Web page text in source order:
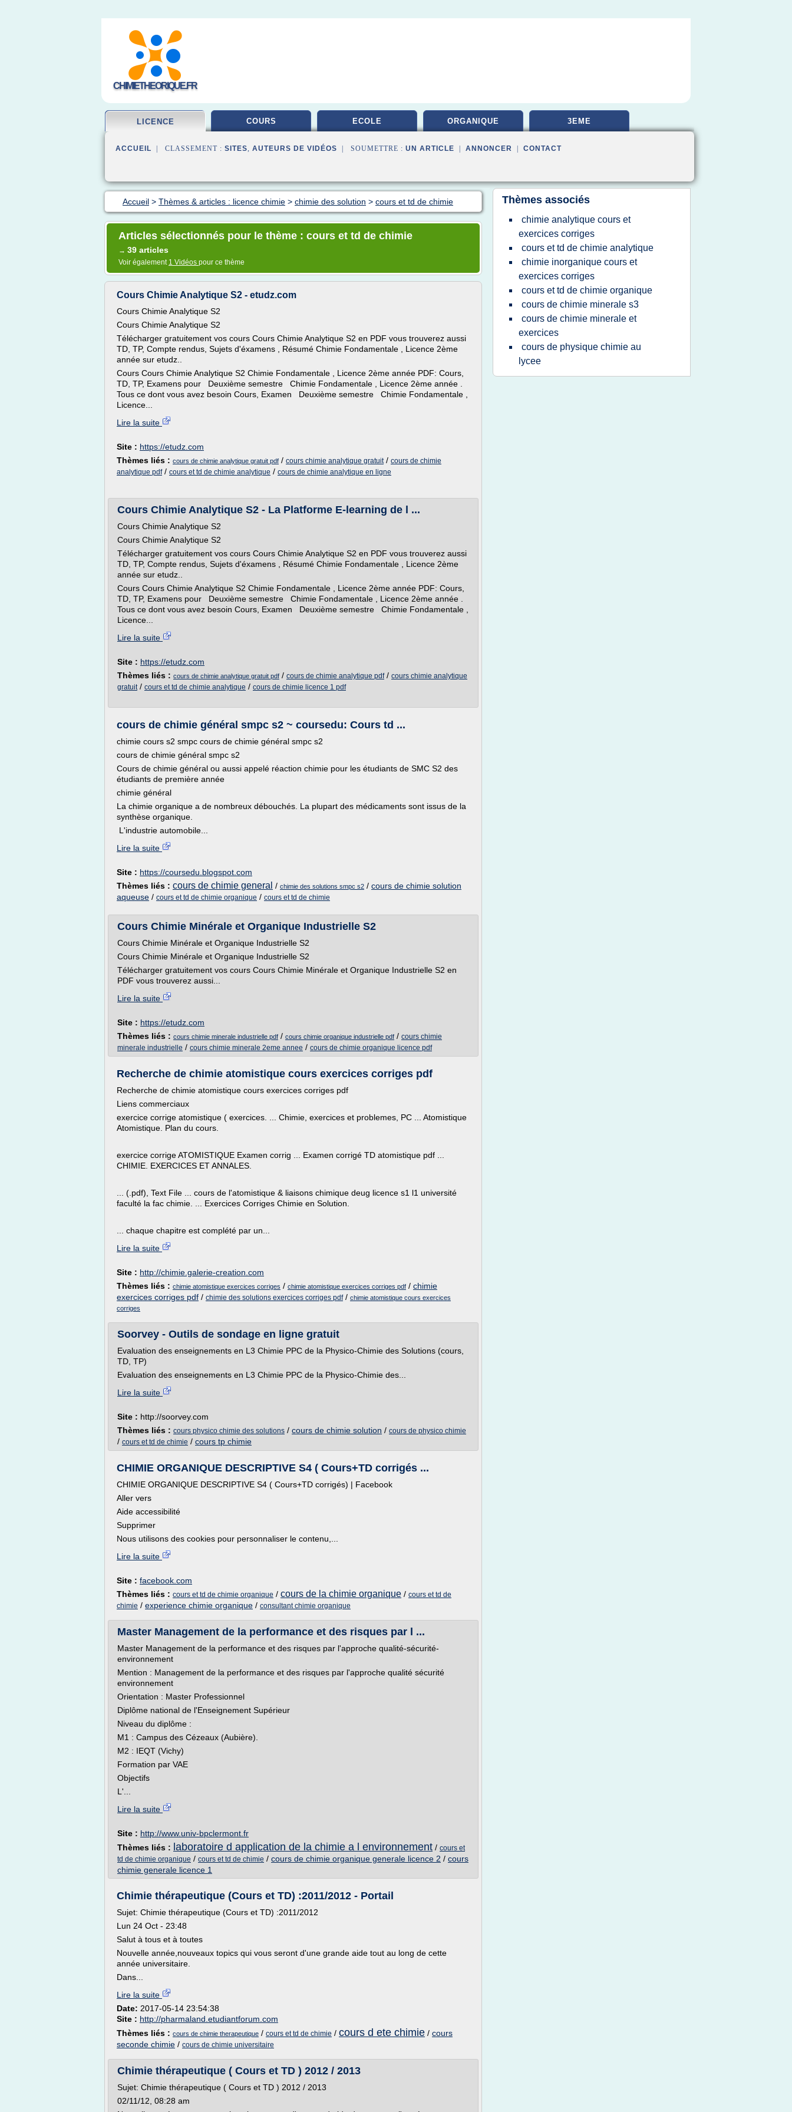
CHIMIETHEORIQUE.FR
LICENCE COURS ECOLE ORGANIQUE 3EME
ACCUEIL | CLASSEMENT : SITES, AUTEURS DE VIDÉOS | SOUMETTRE : UN ARTICLE ANNONCER CONTACT
Accueil > Thèmes & articles : licence chimie > chimie des solution > cours et td de chimie
Articles sélectionnés pour le thème : cours et td de chimie
→ 39 articles
Voir également 1 Vidéos pour ce thème
Cours Chimie Analytique S2 - etudz.com
Cours Chimie Analytique S2
Cours Chimie Analytique S2
Télécharger gratuitement vos cours Cours Chimie Analytique S2 en PDF vous trouverez aussi
TD, TP, Compte rendus, Sujets d'éxamens , Résumé Chimie Fondamentale , Licence 2ème
année sur etudz..
Cours Cours Chimie Analytique S2 Chimie Fondamentale , Licence 2ème année PDF: Cours,
TD, TP, Examens pour Deuxième semestre Chimie Fondamentale , Licence 2ème année .
Tous ce dont vous avez besoin Cours, Examen Deuxième semestre Chimie Fondamentale ,
Licence...
Lire la suite
Site : https://etudz.com
Thèmes liés : cours de chimie analytique gratuit pdf / cours chimie analytique gratuit/ cours de chimie
analytique pdf/ cours et td de chimie analytique / cours de chimie analytique en ligne
Cours Chimie Analytique S2 - La Platforme E-learning de l ...
Cours Chimie Analytique S2
Cours Chimie Analytique S2
Télécharger gratuitement vos cours Cours Chimie Analytique S2 en PDF vous trouverez aussi
TD, TP, Compte rendus, Sujets d'éxamens , Résumé Chimie Fondamentale , Licence 2ème
année sur etudz..
Cours Cours Chimie Analytique S2 Chimie Fondamentale , Licence 2ème année PDF: Cours,
TD, TP, Examens pour Deuxième semestre Chimie Fondamentale , Licence 2ème année .
Tous ce dont vous avez besoin Cours, Examen Deuxième semestre Chimie Fondamentale ,
Licence...
Lire la suite
Site : https://etudz.com
Thèmes liés : cours de chimie analytique gratuit pdf / cours de chimie analytique pdf/ cours chimie analytique
gratuit/ cours et td de chimie analytique / cours de chimie licence 1 pdf
cours de chimie général smpc s2 ~ coursedu: Cours td ...
chimie cours s2 smpc cours de chimie général smpc s2
cours de chimie général smpc s2
Cours de chimie général ou aussi appelé réaction chimie pour les étudiants de SMC S2 des
étudiants de première année
chimie général
La chimie organique a de nombreux débouchés. La plupart des médicaments sont issus de la
synthèse organique.
L'industrie automobile...
Lire la suite
Site : https://coursedu.blogspot.com
Thèmes liés : cours de chimie general / chimie des solutions smpc s2 / cours de chimie solution
aqueuse / cours et td de chimie organique / cours et td de chimie
Cours Chimie Minérale et Organique Industrielle S2
Cours Chimie Minérale et Organique Industrielle S2
Cours Chimie Minérale et Organique Industrielle S2
Télécharger gratuitement vos cours Cours Chimie Minérale et Organique Industrielle S2 en
PDF vous trouverez aussi...
Lire la suite
Site : https://etudz.com
Thèmes liés : cours chimie minerale industrielle pdf / cours chimie organique industrielle pdf / cours chimie
minerale industrielle / cours chimie minerale 2eme annee / cours de chimie organique licence pdf
Recherche de chimie atomistique cours exercices corriges pdf
Recherche de chimie atomistique cours exercices corriges pdf
Liens commerciaux
exercice corrige atomistique ( exercices. ... Chimie, exercices et problemes, PC ... Atomistique
Atomistique. Plan du cours.
exercice corrige ATOMISTIQUE Examen corrig ... Examen corrigé TD atomistique pdf ...
CHIMIE. EXERCICES ET ANNALES.
... (.pdf), Text File ... cours de l'atomistique & liaisons chimique deug licence s1 l1 université
faculté la fac chimie. ... Exercices Corriges Chimie en Solution.
... chaque chapitre est complété par un...
Lire la suite
Site : http://chimie.galerie-creation.com
Thèmes liés : chimie atomistique exercices corriges / chimie atomistique exercices corriges pdf / chimie
exercices corriges pdf / chimie des solutions exercices corriges pdf/ chimie atomistique cours exercices
corriges
Soorvey - Outils de sondage en ligne gratuit
Evaluation des enseignements en L3 Chimie PPC de la Physico-Chimie des Solutions (cours,
TD, TP)
Evaluation des enseignements en L3 Chimie PPC de la Physico-Chimie des...
Lire la suite
Site : http://soorvey.com
Thèmes liés : cours physico chimie des solutions / cours de chimie solution / cours de physico chimie
/ cours et td de chimie / cours tp chimie
CHIMIE ORGANIQUE DESCRIPTIVE S4 ( Cours+TD corrigés ...
CHIMIE ORGANIQUE DESCRIPTIVE S4 ( Cours+TD corrigés) | Facebook
Aller vers
Aide accessibilité
Supprimer
Nous utilisons des cookies pour personnaliser le contenu,...
Lire la suite
Site : facebook.com
Thèmes liés : cours et td de chimie organique / cours de la chimie organique / cours et td de
chimie / experience chimie organique / consultant chimie organique
Master Management de la performance et des risques par l ...
Master Management de la performance et des risques par l'approche qualité-sécurité-
environnement
Mention : Management de la performance et des risques par l'approche qualité sécurité
environnement
Orientation : Master Professionnel
Diplôme national de l'Enseignement Supérieur
Niveau du diplôme :
M1 : Campus des Cézeaux (Aubière).
M2 : IEQT (Vichy)
Formation par VAE
Objectifs
L'...
Lire la suite
Site : http://www.univ-bpclermont.fr
Thèmes liés : laboratoire d application de la chimie a l environnement / cours et
td de chimie organique / cours et td de chimie / cours de chimie organique generale licence 2 / cours
chimie generale licence 1
Chimie thérapeutique (Cours et TD) :2011/2012 - Portail
Sujet: Chimie thérapeutique (Cours et TD) :2011/2012
Lun 24 Oct - 23:48
Salut à tous et à toutes
Nouvelle année,nouveaux topics qui vous seront d'une grande aide tout au long de cette
année universitaire.
Dans...
Lire la suite
Date: 2017-05-14 23:54:38
Site : http://pharmaland.etudiantforum.com
Thèmes liés : cours de chimie therapeutique / cours et td de chimie / cours d ete chimie / cours
seconde chimie / cours de chimie universitaire
Chimie thérapeutique ( Cours et TD ) 2012 / 2013
Sujet: Chimie thérapeutique ( Cours et TD ) 2012 / 2013
02/11/12, 08:28 am
Thèmes associés
chimie analytique cours et
exercices corriges
cours et td de chimie analytique
chimie inorganique cours et
exercices corriges
cours et td de chimie organique
cours de chimie minerale s3
cours de chimie minerale et
exercices
cours de physique chimie au
lycee